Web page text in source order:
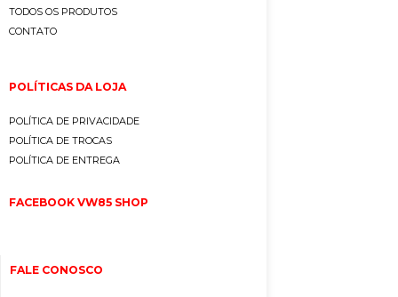
TODOS OS PRODUTOS
CONTATO
POLÍTICAS DA LOJA
POLÍTICA DE PRIVACIDADE
POLÍTICA DE TROCAS
POLÍTICA DE ENTREGA
FACEBOOK VW85 SHOP
FALE CONOSCO